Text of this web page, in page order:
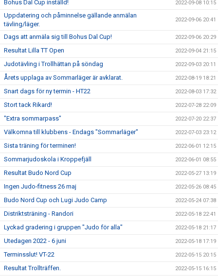
Bohus Dal Cup inställd! 2022-09-08 10:15
Uppdatering och påminnelse gällande anmälan
tävling/läger.
2022-09-06 20:41
Dags att anmäla sig till Bohus Dal Cup! 2022-09-06 20:29
Resultat Lilla TT Open 2022-09-04 21:15
Judotävling i Trollhättan på söndag 2022-09-03 20:11
Årets upplaga av Sommarläger är avklarat. 2022-08-19 18:21
Snart dags för ny termin - HT22 2022-08-03 17:32
Stort tack Rikard! 2022-07-28 22:09
"Extra sommarpass" 2022-07-20 22:37
Välkomna till klubbens - Endags "Sommarläger" 2022-07-03 23:12
Sista träning för terminen! 2022-06-01 12:15
Sommarjudoskola i Kroppefjäll 2022-06-01 08:55
Resultat Budo Nord Cup 2022-05-27 13:19
Ingen Judo-fitness 26 maj 2022-05-26 08:45
Budo Nord Cup och Lugi Judo Camp 2022-05-24 07:38
Distriktsträning - Randori 2022-05-18 22:41
Lyckad gradering i gruppen "Judo för alla" 2022-05-18 21:17
Utedagen 2022 - 6 juni 2022-05-18 17:19
Terminsslut! VT-22 2022-05-15 20:15
Resultat Trollträffen. 2022-05-15 16:15